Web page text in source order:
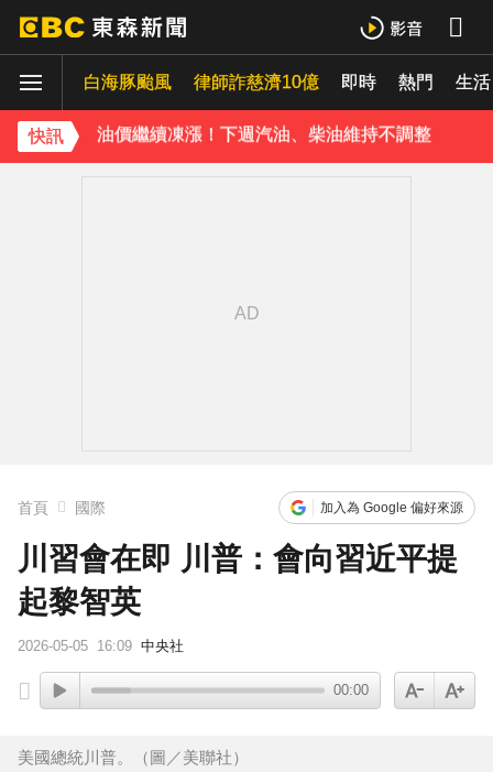
白海豚颱風 律師詐慈濟10億 即時 熱門 生活
快訊
油價繼續凍漲！下週汽油、柴油維持不調整
首頁 國際 加入為 Google 偏好來源
川習會在即 川普：會向習近平提
起黎智英
2026-05-05 16:09 中央社
00:00
美國總統川普。（圖／美聯社）